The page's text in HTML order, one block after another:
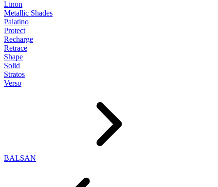
Linon
Metallic Shades
Palatino
Protect
Recharge
Retrace
Shape
Solid
Stratos
Verso
BALSAN